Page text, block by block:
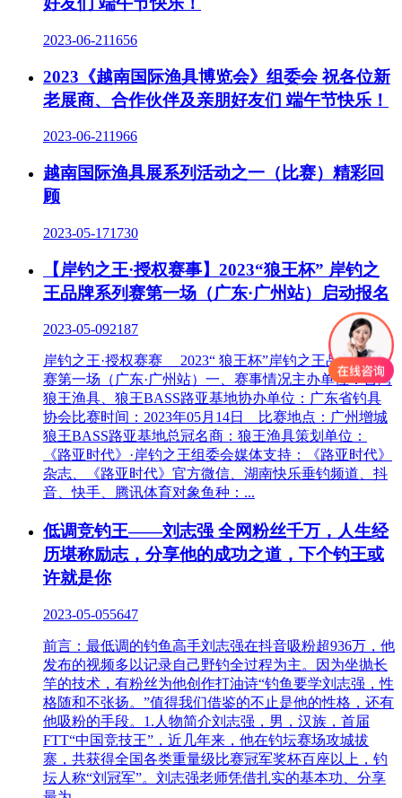
2023-06-211656
2023《越南国际渔具博览会》组委会 祝各位新
老展商、合作伙伴及亲朋好友们 端午节快乐！
2023-06-211966
越南国际渔具展系列活动之一（比赛）精彩回
顾
2023-05-171730
【岸钓之王·授权赛事】2023“狼王杯” 岸钓之
王品牌系列赛第一场（广东·广州站）启动报名
2023-05-092187
岸钓之王·授权赛赛 2023“ 狼王杯”岸钓之王品牌系列
赛第一场（广东·广州站）一、赛事情况主办单位：台湾
狼王渔具、狼王BASS路亚基地协办单位：广东省钓具
协会比赛时间：2023年05月14日 比赛地点：广州增城
狼王BASS路亚基地总冠名商：狼王渔具策划单位：
《路亚时代》·岸钓之王组委会媒体支持：《路亚时代》
杂志、《路亚时代》官方微信、湖南快乐垂钓频道、抖
音、快手、腾讯体育对象鱼种：...
低调竞钓王——刘志强 全网粉丝千万，人生经
历堪称励志，分享他的成功之道，下个钓王或
许就是你
2023-05-055647
前言：最低调的钓鱼高手刘志强在抖音吸粉超936万，他
发布的视频多以记录自己野钓全过程为主。因为坐抛长
竿的技术，有粉丝为他创作打油诗“钓鱼要学刘志强，性
格随和不张扬。”值得我们借鉴的不止是他的性格，还有
他吸粉的手段。1.人物简介刘志强，男，汉族，首届
FTT“中国竞技王”，近几年来，他在钓坛赛场攻城拔
寨，共获得全国各类重量级比赛冠军奖杯百座以上，钓
坛人称“刘冠军”。刘志强老师凭借扎实的基本功、分享